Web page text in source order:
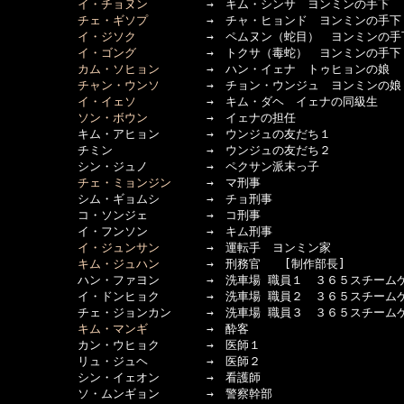
イ・チョヌン →　キム・シンサ　ヨンミンの手下
チェ・ギソプ →　チャ・ヒョンド　ヨンミンの手下
イ・ジソク
→　ペムヌン（蛇目）　ヨンミンの手
イ・ゴング →　トクサ（毒蛇）　ヨンミンの手下
カム・ソヒョン →　ハン・イェナ　トゥヒョンの娘
チャン・ウンソ
→　チョン・ウンジュ　ヨンミンの娘
イ・イェソ
→　キム・ダヘ　イェナの同級生
ソン・ボウン →　イェナの担任
キム・アヒョン　　　　→　ウンジュの友だち１
チミン　　　　　　　　→　ウンジュの友だち２
シン・ジュノ　　　　　→　ペクサン派末っ子
チェ・ミョンジン →　マ刑事
シム・ギョムシ　　　　→　チョ刑事
コ・ソンジェ　　　　　→　コ刑事
イ・フンソン　　　　　→　キム刑事
イ・ジュンサン →　運転手　ヨンミン家
キム・ジュハン →　刑務官　　[制作部長]
ハン・ファヨン　　　　→　洗車場 職員１　３６５スチームケ
イ・ドンヒョク　　　　→　洗車場 職員２　３６５スチームケ
チェ・ジョンカン　　　→　洗車場 職員３　３６５スチームケ
キム・マンギ →　酔客
カン・ウヒョク　　　　→　医師１
リュ・ジュヘ　　　　　→　医師２
シン・イェオン　　　　→　看護師
ソ・ムンギョン　　　　→　警察幹部